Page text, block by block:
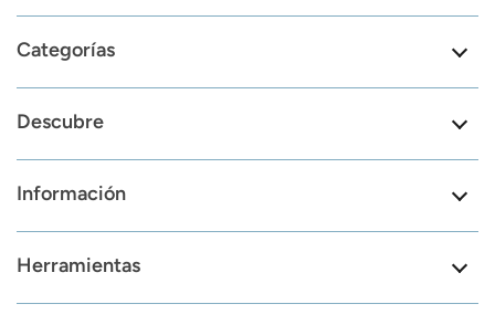
Categorías
Descubre
Información
Herramientas